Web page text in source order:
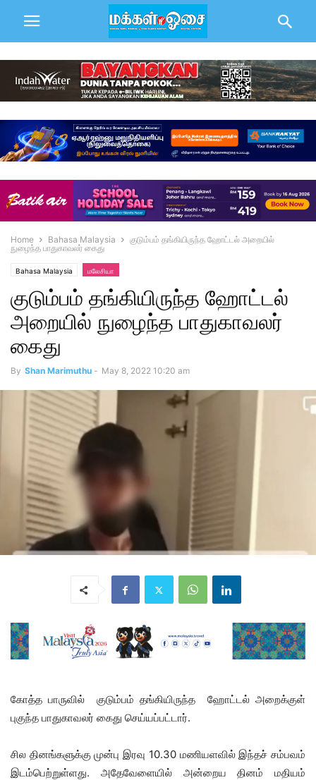
Home Bahasa Malaysia
குடும்பம் தங்கியிருந்த ஹோட்டல் அறையில்
நுழைந்த பாதுகாவலர் கைது
Bahasa Malaysia மலேசியா
குடும்பம் தங்கியிருந்த ஹோட்டல்
அறையில் நுழைந்த பாதுகாவலர்
கைது
By Shan Marimuthu - May 8, 2022 10:20 am
கோத்த பாருவில் குடும்பம் தங்கியிருந்த ஹோட்டல் அறைக்குள்
புகுந்த பாதுகாவலர் கைது செய்யப்பட்டார்.
சில தினங்களுக்கு முன்பு இரவு 10.30 மணியளவில் இந்தச் சம்பவம்
இடம்பெற்றுள்ளது. அதேவேளையில் அன்றைய தினம் மதியம்